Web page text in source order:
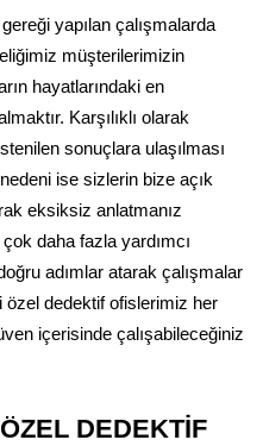
yapılan çalışmalarda
müşterilerimizin
hayatlarındaki en
Karşılıklı olarak
sonuçlara ulaşılması
ise sizlerin bize açık
eksiksiz anlatmanız
daha fazla yardımcı
adımlar atarak çalışmalar
dedektif ofislerimiz her
içerisinde çalışabileceğiniz
DEDEKTİF